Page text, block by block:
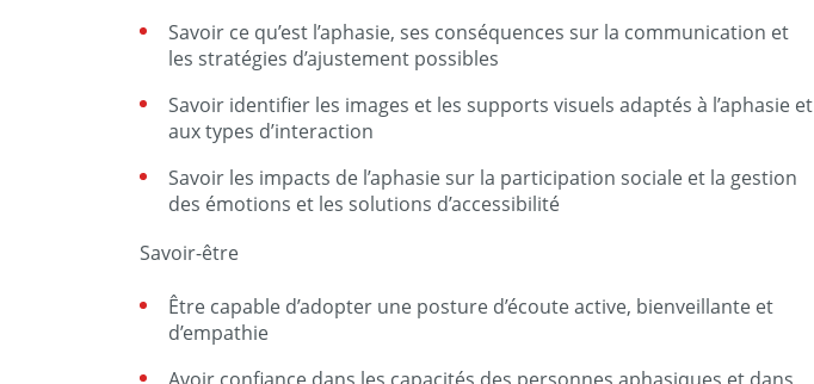
Savoir ce qu’est l’aphasie, ses conséquences sur la communication et
les stratégies d’ajustement possibles
Savoir identifier les images et les supports visuels adaptés à l’aphasie et
aux types d’interaction
Savoir les impacts de l’aphasie sur la participation sociale et la gestion
des émotions et les solutions d’accessibilité
Savoir-être
Être capable d’adopter une posture d’écoute active, bienveillante et
d’empathie